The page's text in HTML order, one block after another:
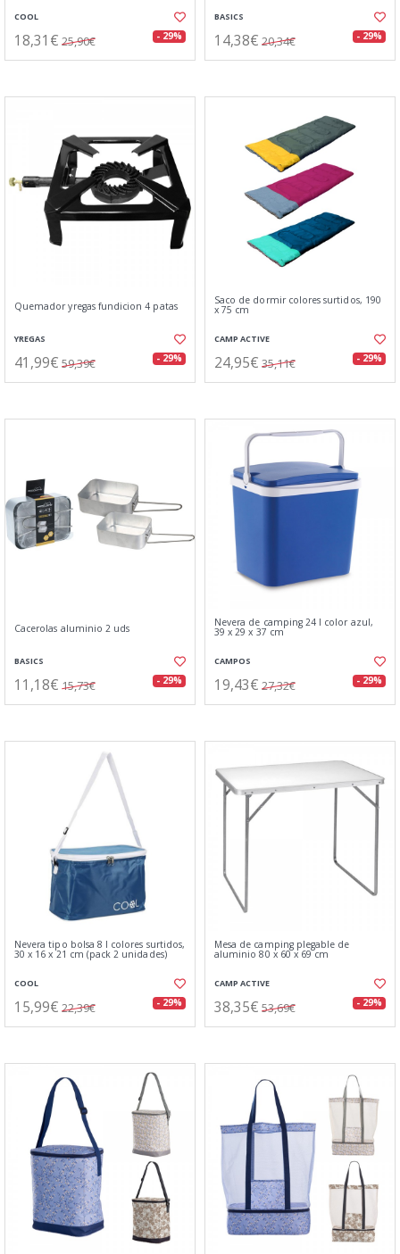
COOL
18,31€ 25,90€ - 29%
BASICS
14,38€ 20,34€ - 29%
Quemador yregas fundicion 4 patas
YREGAS
41,99€ 59,39€ - 29%
Saco de dormir colores surtidos, 190
x 75 cm
CAMP ACTIVE
24,95€ 35,11€ - 29%
Cacerolas aluminio 2 uds
BASICS
11,18€ 15,73€ - 29%
Nevera de camping 24 l color azul,
39 x 29 x 37 cm
CAMPOS
19,43€ 27,32€ - 29%
Nevera tipo bolsa 8 l colores surtidos,
30 x 16 x 21 cm (pack 2 unidades)
COOL
15,99€ 22,39€ - 29%
Mesa de camping plegable de
aluminio 80 x 60 x 69 cm
CAMP ACTIVE
38,35€ 53,69€ - 29%